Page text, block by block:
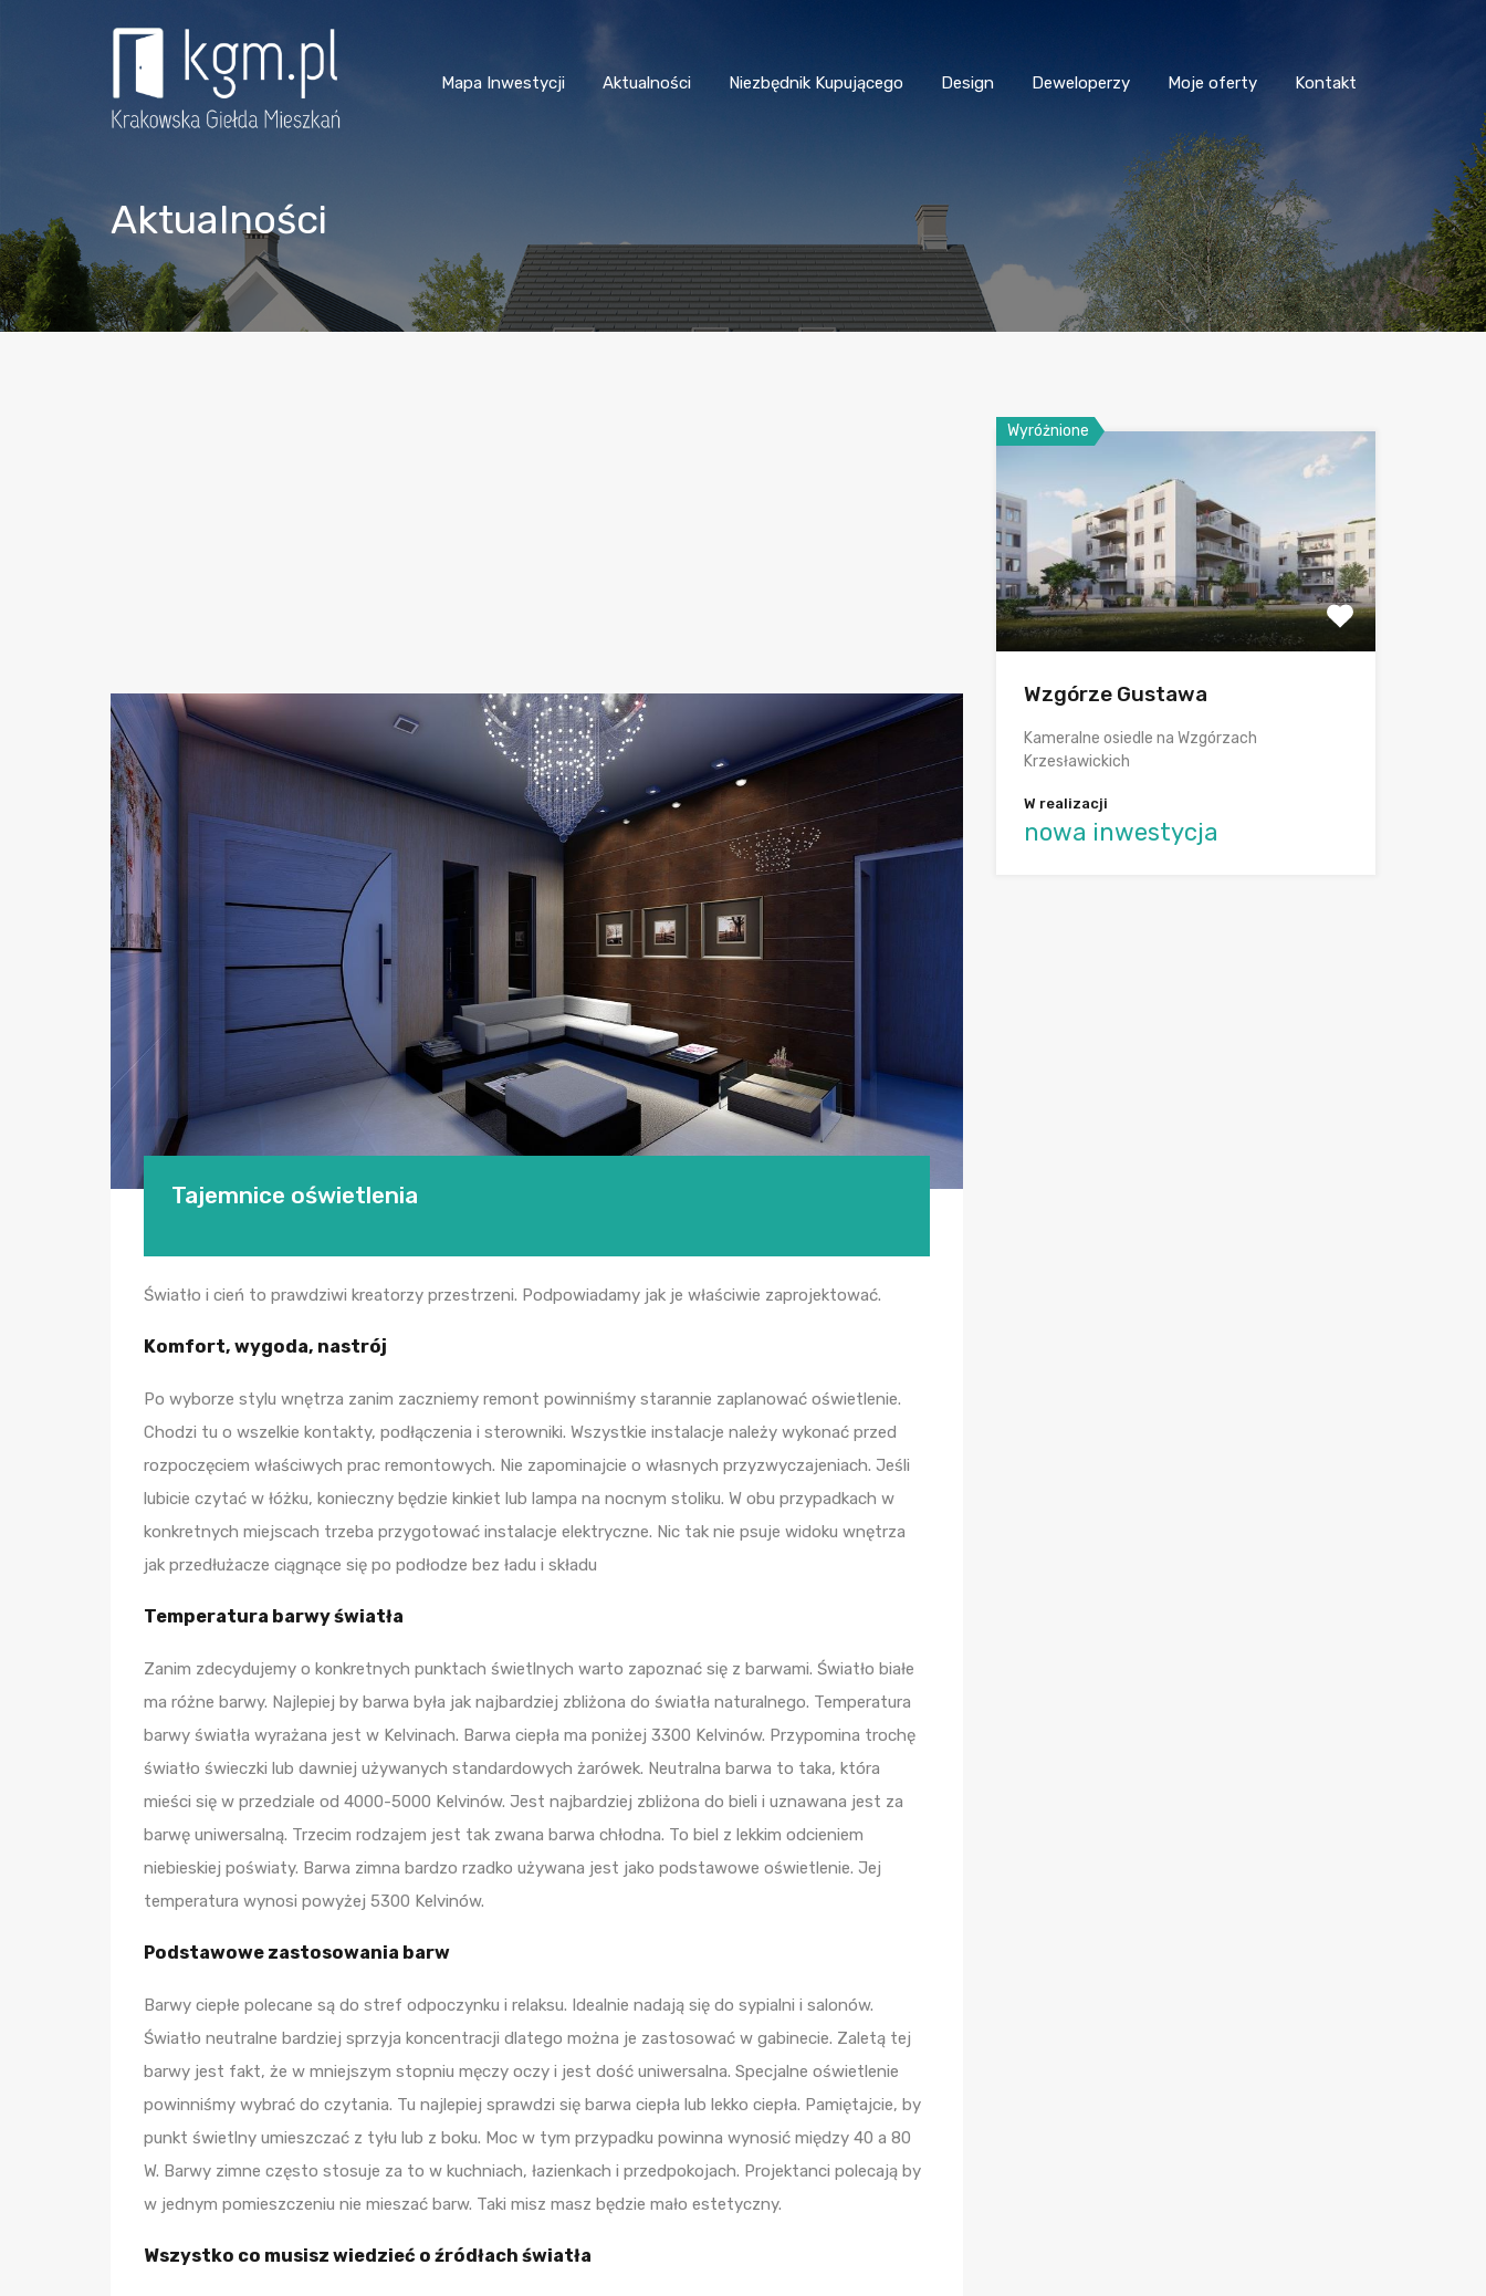
Mapa Inwestycji Aktualności Niezbędnik Kupującego Design Deweloperzy Moje oferty Kontakt
Aktualności
Tajemnice oświetlenia
Światło i cień to prawdziwi kreatorzy przestrzeni. Podpowiadamy jak je właściwie zaprojektować.
Komfort, wygoda, nastrój
Po wyborze stylu wnętrza zanim zaczniemy remont powinniśmy starannie zaplanować oświetlenie.
Chodzi tu o wszelkie kontakty, podłączenia i sterowniki. Wszystkie instalacje należy wykonać przed
rozpoczęciem właściwych prac remontowych. Nie zapominajcie o własnych przyzwyczajeniach. Jeśli
lubicie czytać w łóżku, konieczny będzie kinkiet lub lampa na nocnym stoliku. W obu przypadkach w
konkretnych miejscach trzeba przygotować instalacje elektryczne. Nic tak nie psuje widoku wnętrza
jak przedłużacze ciągnące się po podłodze bez ładu i składu
Temperatura barwy światła
Zanim zdecydujemy o konkretnych punktach świetlnych warto zapoznać się z barwami. Światło białe
ma różne barwy. Najlepiej by barwa była jak najbardziej zbliżona do światła naturalnego. Temperatura
barwy światła wyrażana jest w Kelvinach. Barwa ciepła ma poniżej 3300 Kelvinów. Przypomina trochę
światło świeczki lub dawniej używanych standardowych żarówek. Neutralna barwa to taka, która
mieści się w przedziale od 4000-5000 Kelvinów. Jest najbardziej zbliżona do bieli i uznawana jest za
barwę uniwersalną. Trzecim rodzajem jest tak zwana barwa chłodna. To biel z lekkim odcieniem
niebieskiej poświaty. Barwa zimna bardzo rzadko używana jest jako podstawowe oświetlenie. Jej
temperatura wynosi powyżej 5300 Kelvinów.
Podstawowe zastosowania barw
Barwy ciepłe polecane są do stref odpoczynku i relaksu. Idealnie nadają się do sypialni i salonów.
Światło neutralne bardziej sprzyja koncentracji dlatego można je zastosować w gabinecie. Zaletą tej
barwy jest fakt, że w mniejszym stopniu męczy oczy i jest dość uniwersalna. Specjalne oświetlenie
powinniśmy wybrać do czytania. Tu najlepiej sprawdzi się barwa ciepła lub lekko ciepła. Pamiętajcie, by
punkt świetlny umieszczać z tyłu lub z boku. Moc w tym przypadku powinna wynosić między 40 a 80
W. Barwy zimne często stosuje za to w kuchniach, łazienkach i przedpokojach. Projektanci polecają by
w jednym pomieszczeniu nie mieszać barw. Taki misz masz będzie mało estetyczny.
Wszystko co musisz wiedzieć o źródłach światła
Wyróżnione
Wzgórze Gustawa
Kameralne osiedle na Wzgórzach
Krzesławickich
W realizacji
nowa inwestycja